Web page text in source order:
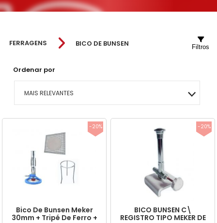
FERRAGENS BICO DE BUNSEN
Ordenar por
MAIS RELEVANTES
MAIS VENDIDOS
MENOR PREÇO
MAIOR PREÇO
Filtros
-20%
Bico De Bunsen Meker
30mm + Tripé De Ferro +
-20%
BICO BUNSEN C\
REGISTRO TIPO MEKER DE